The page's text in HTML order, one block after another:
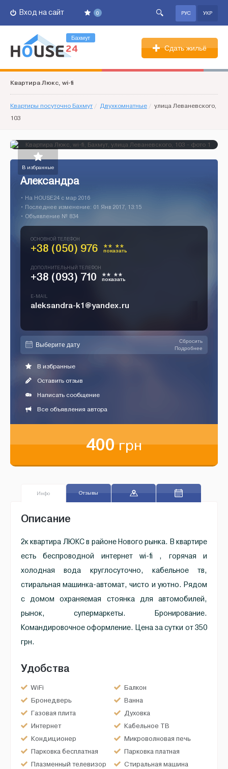
0
Вход на сайт РУС УКР
Бахмут
Сдать жильё
Квартира Люкс, wi-fi
Квартиры посуточно Бахмут / Двухкомнатные / улица Леваневского,
103
В избранные
Александра
• На HOUSE24 c мар 2016
• Последнее изменение: 01 Янв 2017, 13:15
• Объявление № 834
ОСНОВНОЙ ТЕЛЕФОН
+38 (050) 976 ** **
показать
ДОПОЛНИТЕЛЬНЫЙ ТЕЛЕФОН
+38 (093) 710 ** **
показать
E-MAIL
aleksandra-k1@yandex.ru
Сбросить
Подробнее
В избранные
Оставить отзыв
Написать сообщение
Все объявления автора
400грн
Инфо Отзывы
Описание
2к квартира ЛЮКС в районе Нового рынка. В квартире
есть беспроводной интернет wi-fi , горячая и
холодная вода круглосуточно, кабельное тв,
стиральная машинка-автомат, чисто и уютно. Рядом
с домом охраняемая стоянка для автомобилей,
рынок, супермаркеты. Бронирование.
Командировочное оформление. Цена за сутки от 350
грн.
Удобства
WiFi
Балкон
Бронедверь
Ванна
Газовая плита
Духовка
Интернет
Кабельное ТВ
Кондиционер
Микроволновая печь
Парковка бесплатная
Парковка платная
Плазменный телевизор
Стиральная машина